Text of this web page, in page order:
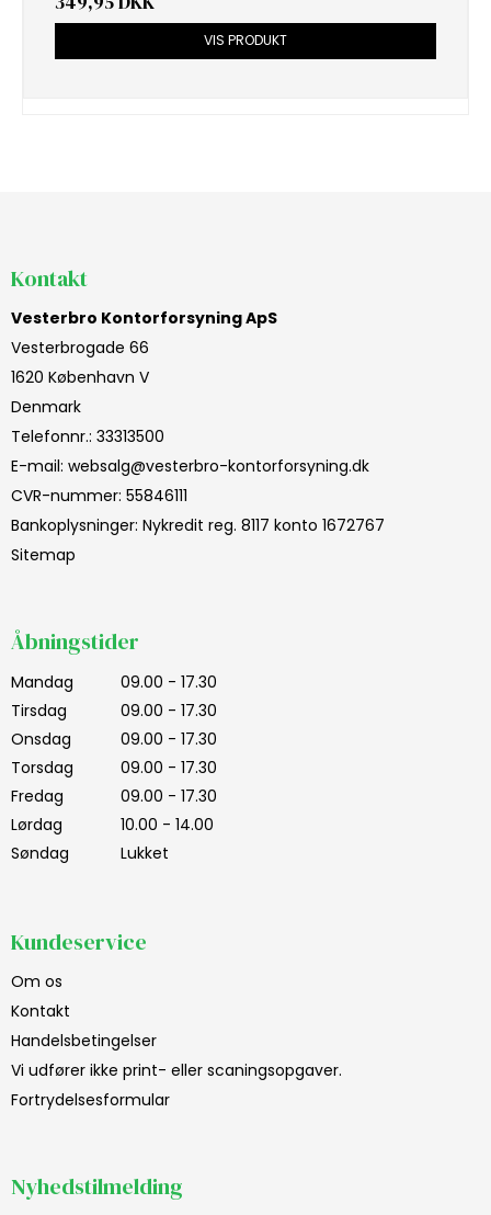
VIS PRODUKT
Kontakt
Vesterbro Kontorforsyning ApS
Vesterbrogade 66
1620 København V
Denmark
Telefonnr.: 33313500
E-mail: websalg@vesterbro-kontorforsyning.dk
CVR-nummer: 55846111
Bankoplysninger: Nykredit reg. 8117 konto 1672767
Sitemap
Åbningstider
Mandag
09.00 - 17.30
Tirsdag
09.00 - 17.30
Onsdag
09.00 - 17.30
Torsdag
09.00 - 17.30
Fredag
09.00 - 17.30
Lørdag
10.00 - 14.00
Søndag
Lukket
Kundeservice
Om os
Kontakt
Handelsbetingelser
Vi udfører ikke print- eller scaningsopgaver.
Fortrydelsesformular
Nyhedstilmelding